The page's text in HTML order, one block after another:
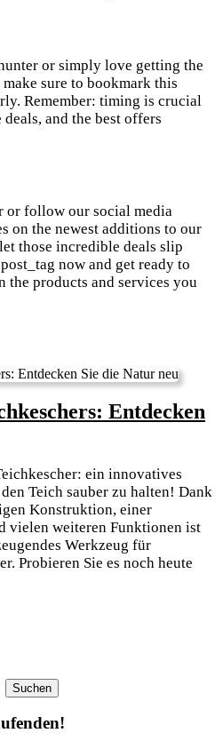
or simply love getting the
sure to bookmark this
Remember: timing is crucial
and the best offers
or follow our social media
on the newest additions to our
those incredible deals slip
now and get ready to
the products and services you
Entdecken
ein innovatives
Teich sauber zu halten! Dank
Konstruktion, einer
vielen weiteren Funktionen ist
Werkzeug für
Probieren Sie es noch heute
Suchen